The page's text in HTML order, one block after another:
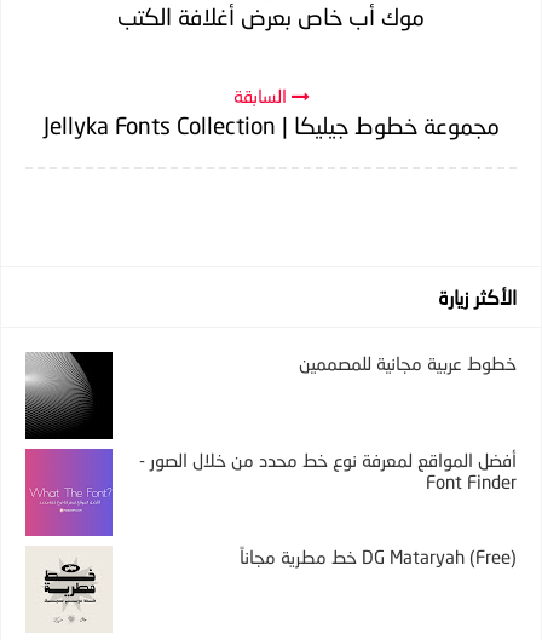
موك أب خاص بعرض أغلافة الكتب
السابقة
مجموعة خطوط جيليكا | Jellyka Fonts Collection
الأكثر زيارة
خطوط عربية مجانية للمصممين
أفضل المواقع لمعرفة نوع خط محدد من خلال الصور -
Font Finder
DG Mataryah (Free) خط مطرية مجاناً